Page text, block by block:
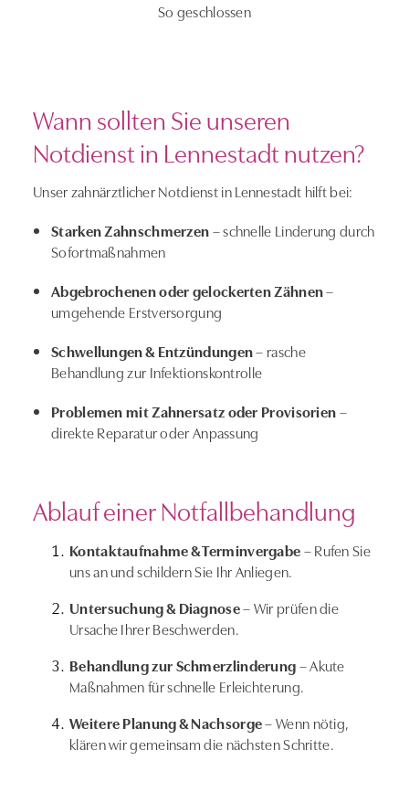
So geschlossen
Wann sollten Sie unseren
Notdienst in Lennestadt nutzen?
Unser zahnärztlicher Notdienst in Lennestadt hilft bei:
Starken Zahnschmerzen– schnelle Linderung durch
Sofortmaßnahmen
Abgebrochenen oder gelockerten Zähnen–
umgehende Erstversorgung
Schwellungen & Entzündungen– rasche
Behandlung zur Infektionskontrolle
Problemen mit Zahnersatz oder Provisorien–
direkte Reparatur oder Anpassung
Ablauf einer Notfallbehandlung
Kontaktaufnahme & Terminvergabe– Rufen Sie
uns an und schildern Sie Ihr Anliegen.
Untersuchung & Diagnose– Wir prüfen die
Ursache Ihrer Beschwerden.
Behandlung zur Schmerzlinderung– Akute
Maßnahmen für schnelle Erleichterung.
Weitere Planung & Nachsorge– Wenn nötig,
klären wir gemeinsam die nächsten Schritte.